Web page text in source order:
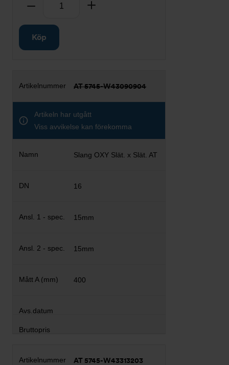
Ta bort
Köp
AT 5745-W43090904
Artikeln har utgått
Viss avvikelse kan förekomma
Slang OXY Slät. x Slät. AT
16
15mm
15mm
400
AT 5745-W43313203